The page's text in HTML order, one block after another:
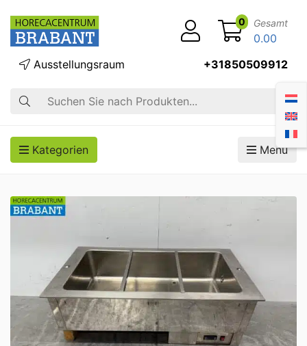
Suche
Ausstellungsraum +31850509912
0 Gesamt
0.00
Kategorien Menü